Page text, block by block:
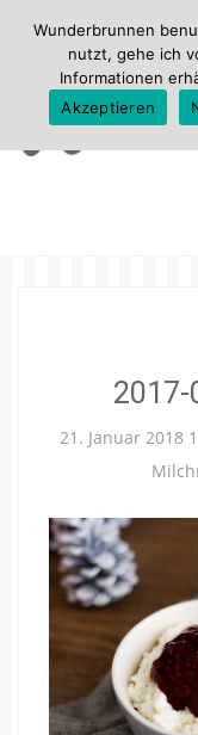
21. Januar 2018
Wunderbrunnen
nutzt, gehe ich
Informationen
Akzeptieren